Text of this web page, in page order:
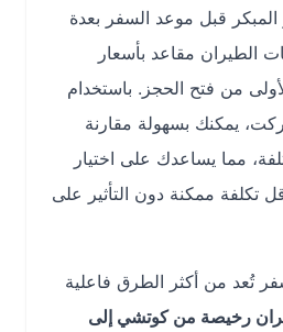
قبل موعد السفر بعدة
مقاعد بأسعار
فتح الحجز. باستخدام
بسهولة مقارنة
يساعدك على اختيار
ممكنة دون التأثير على
من أكثر الطرق فاعلية
من كوتشي إلى